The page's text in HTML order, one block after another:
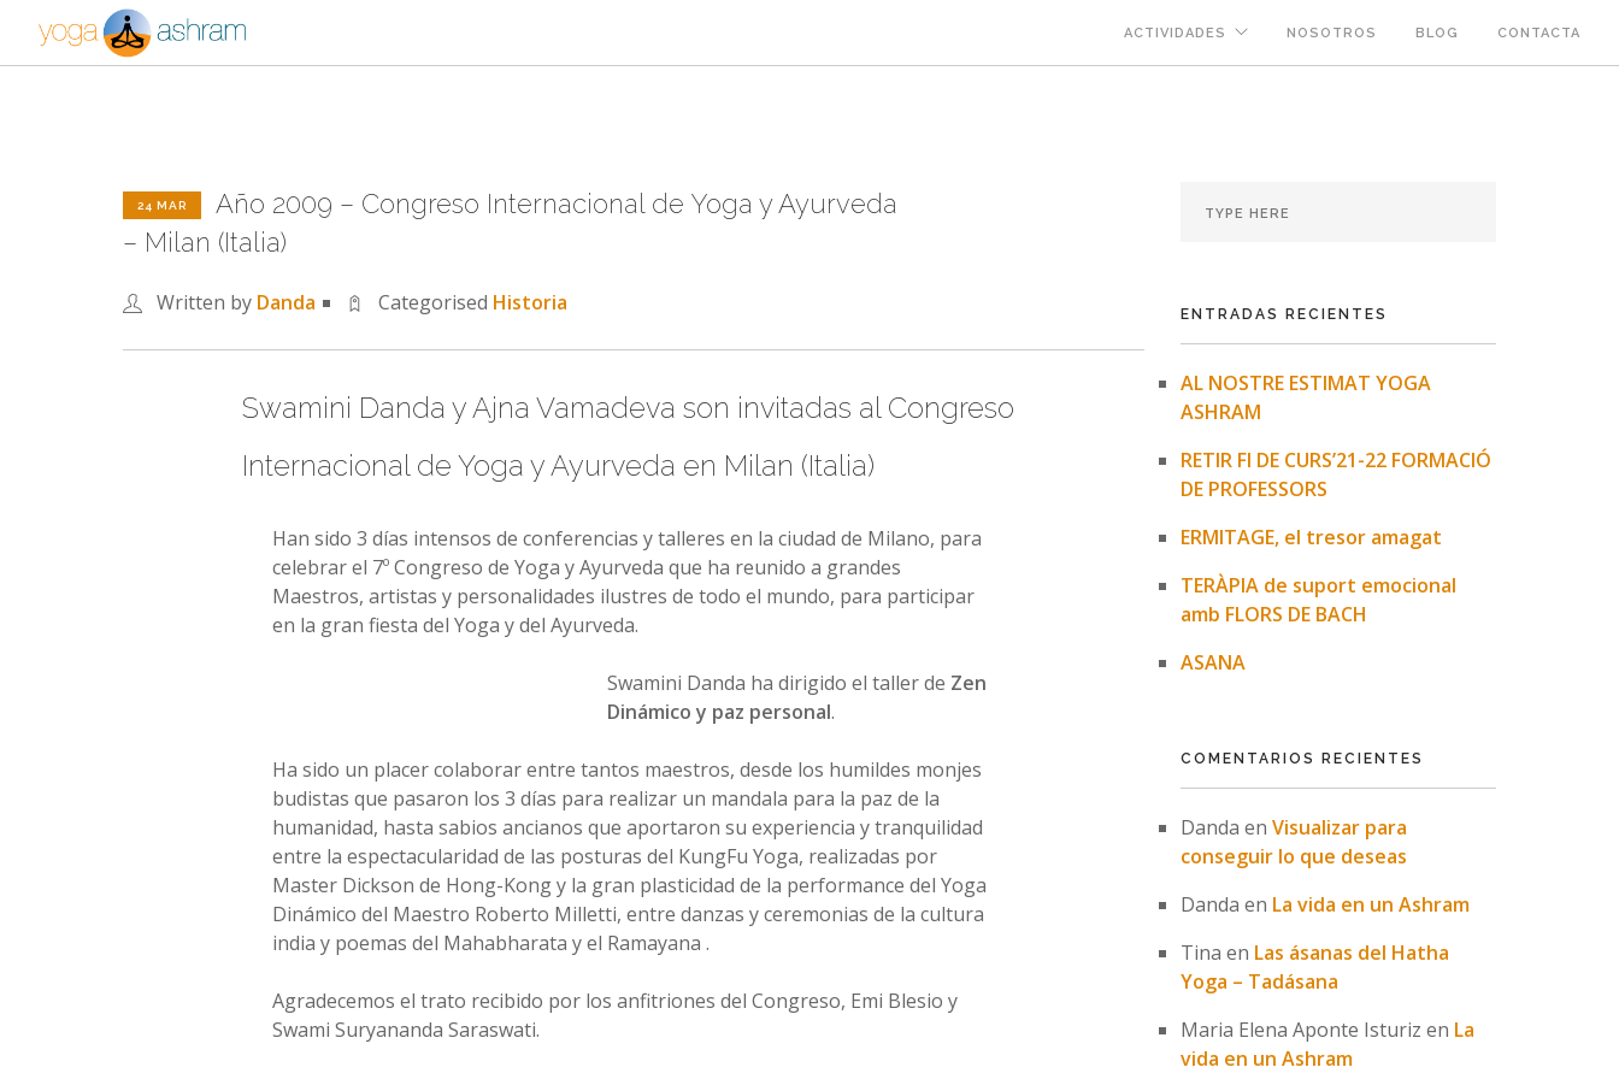
ACTIVIDADES NOSOTROS BLOG CONTACTA
24 MAR
Año 2009 – Congreso Internacional de Yoga y Ayurveda
– Milan (Italia)
Written by Danda Categorised Historia
Swamini Danda y Ajna Vamadeva son invitadas al Congreso
Internacional de Yoga y Ayurveda en Milan (Italia)
Han sido 3 días intensos de conferencias y talleres en la ciudad de Milano, para
celebrar el 7º Congreso de Yoga y Ayurveda que ha reunido a grandes
Maestros, artistas y personalidades ilustres de todo el mundo, para participar
en la gran fiesta del Yoga y del Ayurveda.
Swamini Danda ha dirigido el taller de Zen
Dinámico y paz personal.
Ha sido un placer colaborar entre tantos maestros, desde los humildes monjes
budistas que pasaron los 3 días para realizar un mandala para la paz de la
humanidad, hasta sabios ancianos que aportaron su experiencia y tranquilidad
entre la espectacularidad de las posturas del KungFu Yoga, realizadas por
Master Dickson de Hong-Kong y la gran plasticidad de la performance del Yoga
Dinámico del Maestro Roberto Milletti, entre danzas y ceremonias de la cultura
india y poemas del Mahabharata y el Ramayana .
Agradecemos el trato recibido por los anfitriones del Congreso, Emi Blesio y
Swami Suryananda Saraswati.
ENTRADAS RECIENTES
AL NOSTRE ESTIMAT YOGA
ASHRAM
RETIR FI DE CURS’21-22 FORMACIÓ
DE PROFESSORS
ERMITAGE, el tresor amagat
TERÀPIA de suport emocional
amb FLORS DE BACH
ASANA
COMENTARIOS RECIENTES
Danda en Visualizar para
conseguir lo que deseas
Danda en La vida en un Ashram
Tina en Las ásanas del Hatha
Yoga – Tadásana
Maria Elena Aponte Isturiz en La
vida en un Ashram